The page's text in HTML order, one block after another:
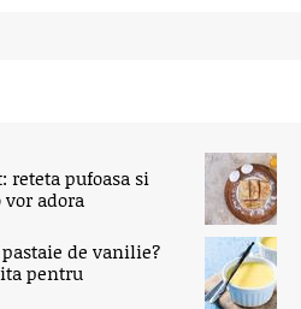
reteta pufoasa si
adora
de vanilie?
pentru